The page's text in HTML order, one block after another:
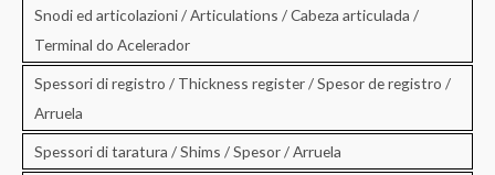
Snodi ed articolazioni / Articulations / Cabeza articulada /
Terminal do Acelerador
Spessori di registro / Thickness register / Spesor de registro /
Arruela
Spessori di taratura / Shims / Spesor / Arruela